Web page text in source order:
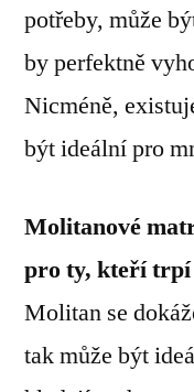
potřeby, může
by perfektně
Nicméně,
být ideální pro
Molitanové
pro ty, kteří trpí
Molitan se
tak může být